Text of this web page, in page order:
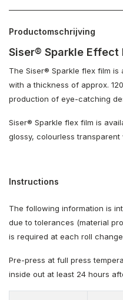
Productomschrijving
Siser® Sparkle Effect
The Siser® Sparkle flex film
with a thickness of approx.
production of eye-catching
Siser® Sparkle flex film is
glossy, colourless transparent
Instructions
The following information is
due to tolerances (material
is required at each roll
Pre-press at full press
inside out at least 24 hours